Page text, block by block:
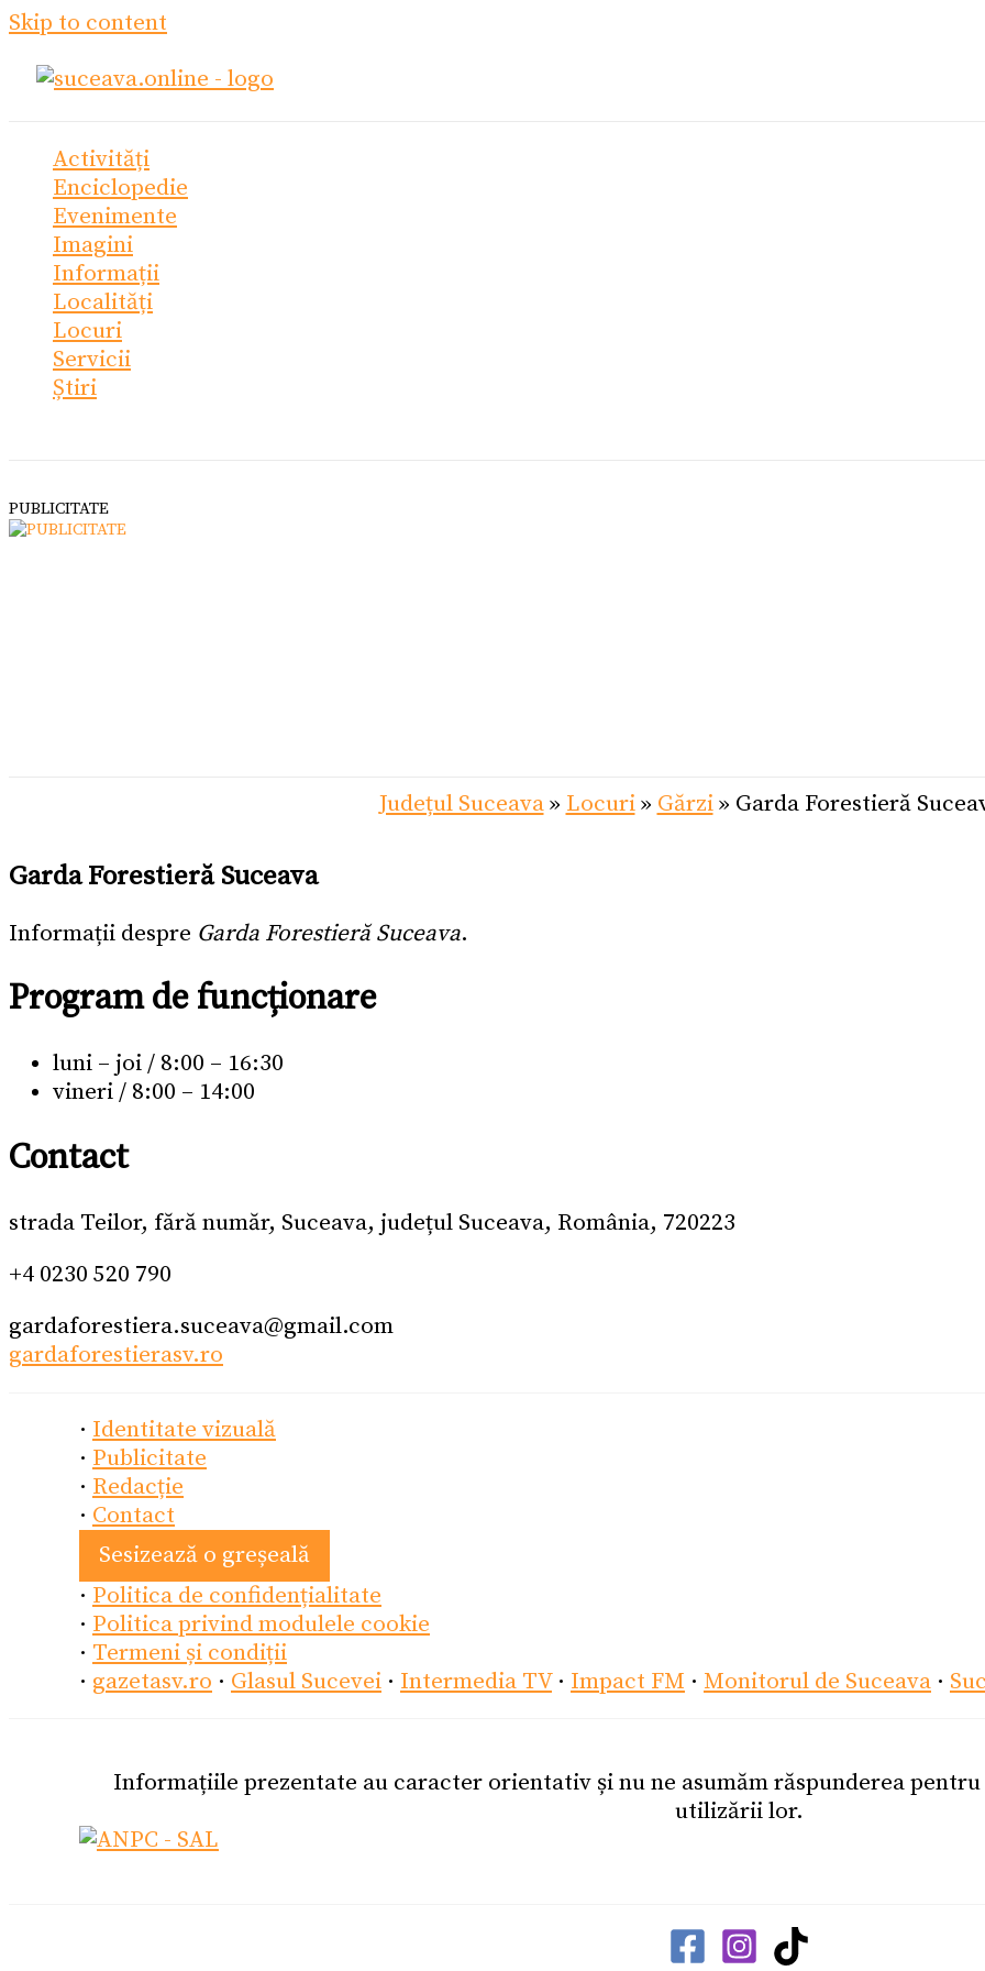
Skip to content
Activități
Enciclopedie
Evenimente
Imagini
Informații
Localități
Locuri
Servicii
Știri
PUBLICITATE
Județul Suceava» Locuri» Gărzi» Garda Forestieră
Garda Forestieră Suceava
Informații despre Garda Forestieră Suceava.
Program de funcționare
luni – joi / 8:00 – 16:30
vineri / 8:00 – 14:00
Contact
strada Teilor, fără număr, Suceava, județul Suceava, România, 720223
+4 0230 520 790
gardaforestiera.suceava@gmail.com
gardaforestierasv.ro
· Identitate vizuală
· Publicitate
· Redacție
· Contact
Sesizează o greșeală
· Politica de confidențialitate
· Politica privind modulele cookie
· Termeni și condiții
· gazetasv.ro · Glasul Sucevei · Intermedia TV· Impact FM · Monitorul de Suceava ·
Informațiile prezentate au caracter orientativ și nu ne asumăm răspunderea
utilizării lor.